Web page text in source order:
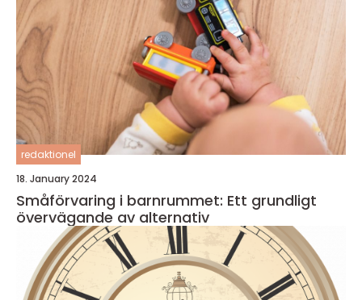
redaktionel
18. January 2024
Småförvaring i barnrummet: Ett grundligt
övervägande av alternativ